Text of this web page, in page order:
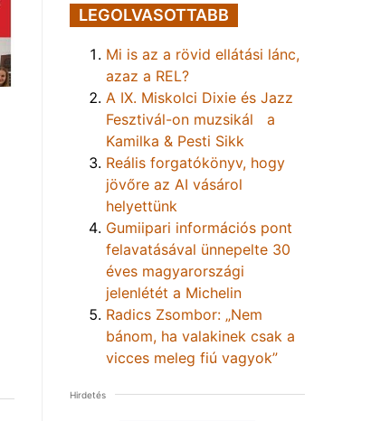
LEGOLVASOTTABB
Mi is az a rövid ellátási lánc,
azaz a REL?
A IX. Miskolci Dixie és Jazz
Fesztivál-on muzsikál a
Kamilka & Pesti Sikk
Reális forgatókönyv, hogy
jövőre az AI vásárol
helyettünk
Gumiipari információs pont
felavatásával ünnepelte 30
éves magyarországi
jelenlétét a Michelin
Radics Zsombor: „Nem
bánom, ha valakinek csak a
vicces meleg fiú vagyok”
Hirdetés